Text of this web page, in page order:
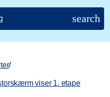
search
/
viser 1. etape